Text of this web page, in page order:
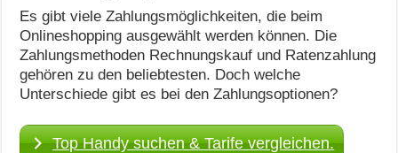
Es gibt viele Zahlungsmöglichkeiten, die beim
Onlineshopping ausgewählt werden können. Die
Zahlungsmethoden Rechnungskauf und Ratenzahlung
gehören zu den beliebtesten. Doch welche
Unterschiede gibt es bei den Zahlungsoptionen?
Top Handy suchen & Tarife vergleichen.